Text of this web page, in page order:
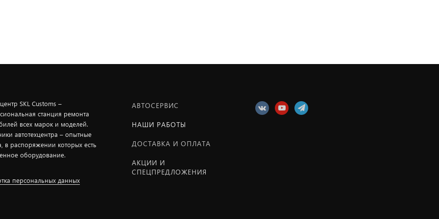
SKL Customs –
станция ремонта
всех марок и моделей.
автотехцентра – опытные
в распоряжении которых есть
оборудование.
персональных данных
АВТОСЕРВИС
НАШИ РАБОТЫ
ДОСТАВКА И ОПЛАТА
АКЦИИ И
СПЕЦПРЕДЛОЖЕНИЯ